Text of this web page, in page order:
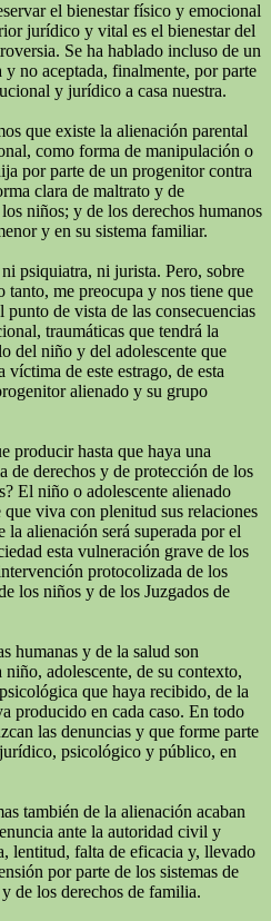
el bienestar físico y emocional
jurídico y vital es el bienestar del
Se ha hablado incluso de un
no aceptada, finalmente, por parte
y jurídico a casa nuestra.
que existe la alienación parental
como forma de manipulación o
por parte de un progenitor contra
clara de maltrato y de
niños; y de los derechos humanos
y en su sistema familiar.
psiquiatra, ni jurista. Pero, sobre
me preocupa y nos tiene que
de vista de las consecuencias
traumáticas que tendrá la
del niño y del adolescente que
de este estrago, de esta
alienado y su grupo
producir hasta que haya una
de derechos y de protección de los
El niño o adolescente alienado
viva con plenitud sus relaciones
la alienación será superada por el
esta vulneración grave de los
protocolizada de los
los niños y de los Juzgados de
humanas y de la salud son
adolescente, de su contexto,
que haya recibido, de la
producido en cada caso. En todo
las denuncias y que forme parte
psicológico y público, en
también de la alienación acaban
ante la autoridad civil y
lentitud, falta de eficacia y, llevado
por parte de los sistemas de
de los derechos de familia.